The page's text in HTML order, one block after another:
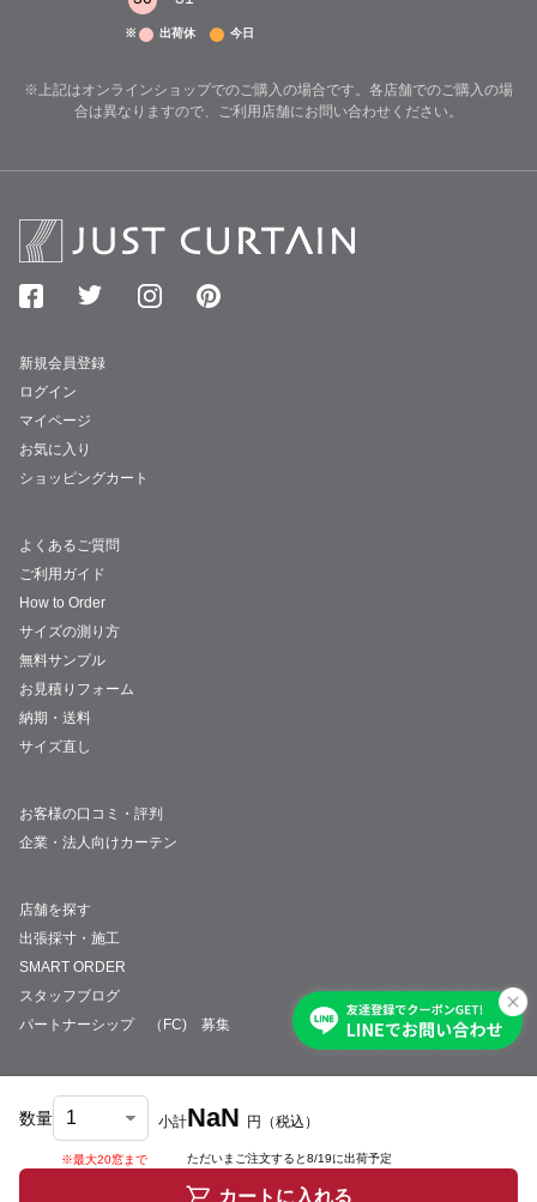
数量
※最大20窓まで
小計NaN 円 （税込）
ただいまご注文すると8/19に出荷予定
カートに入れる
※ 出荷休 今日
※上記はオンラインショップでのご購入の場合です。各店舗でのご購入の場
合は異なりますので、ご利用店舗にお問い合わせください。
新規会員登録
ログイン
マイページ
お気に入り
ショッピングカート
よくあるご質問
ご利用ガイド
How to Order
サイズの測り方
無料サンプル
お見積りフォーム
納期・送料
サイズ直し
お客様の口コミ・評判
企業・法人向けカーテン
店舗を探す
出張採寸・施工
SMART ORDER
スタッフブログ
パートナーシップ （FC) 募集
会社概要 採用情報特定商取引法について
© JUST CURTAIN